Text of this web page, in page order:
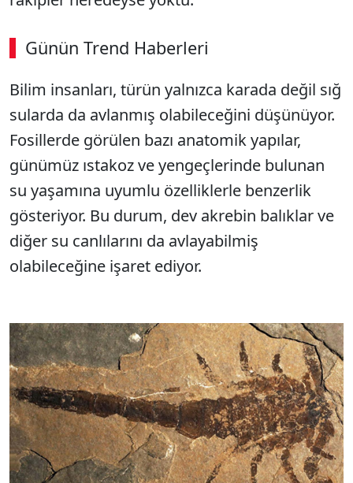
Günün Trend Haberleri
Bilim insanları, türün yalnızca karada değil sığ
sularda da avlanmış olabileceğini düşünüyor.
Fosillerde görülen bazı anatomik yapılar,
günümüz ıstakoz ve yengeçlerinde bulunan
su yaşamına uyumlu özelliklerle benzerlik
gösteriyor. Bu durum, dev akrebin balıklar ve
diğer su canlılarını da avlayabilmiş
olabileceğine işaret ediyor.